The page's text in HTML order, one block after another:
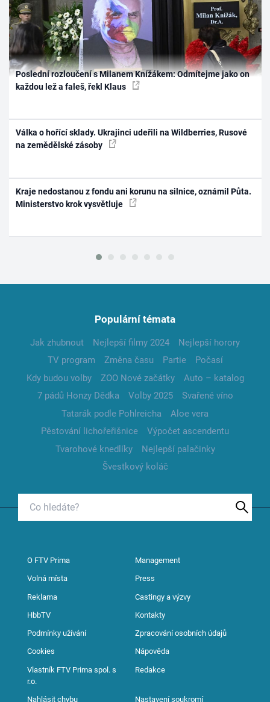
Poslední rozloučení s Milanem Knížákem: Odmítejme jako on
každou lež a faleš, řekl Klaus
Válka o hořící sklady. Ukrajinci udeřili na Wildberries, Rusové
na zemědělské zásoby
Kraje nedostanou z fondu ani korunu na silnice, oznámil Půta.
Ministerstvo krok vysvětluje
Populární témata
Jak zhubnout Nejlepší filmy 2024
Nejlepší horory
TV program
Změna času Partie
Počasí
Kdy budou volby
ZOO Nové začátky
Auto – katalog
7 pádů Honzy Dědka
Volby 2025
Svařené víno
Tatarák podle Pohlreicha
Aloe vera
Pěstování lichořeřišnice
Výpočet ascendentu
Tvarohové knedlíky
Nejlepší palačinky
Švestkový koláč
O FTV Prima Management
Volná místa Press
Reklama Castingy a výzvy
HbbTV Kontakty
Podmínky užívání Zpracování osobních údajů
Cookies Nápověda
Vlastník FTV Prima spol. s
r.o.
Redakce
Nahlásit chybu Nastavení soukromí